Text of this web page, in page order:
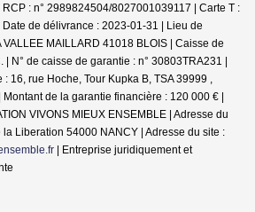
: n° 2989824504/8027001039117 | Carte T :
de délivrance : 2023-01-31 | Lieu de
MAILLARD 41018 BLOIS | Caisse de
N° de caisse de garantie : n° 30803TRA231 |
16, rue Hoche, Tour Kupka B, TSA 39999 ,
de la garantie financière : 120 000 € |
VIVONS MIEUX ENSEMBLE | Adresse du
Liberation 54000 NANCY | Adresse du site :
| Entreprise juridiquement et